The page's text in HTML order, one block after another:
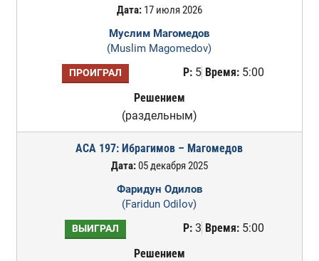
Дата:17 июля 2026
Муслим Магомедов
(Muslim Magomedov)
ПРОИГРАЛ Р:5 Время:5:00
Решением
(раздельным)
ACA 197: Ибрагимов – Магомедов
Дата:05 декабря 2025
Фаридун Одилов
(Faridun Odilov)
ВЫИГРАЛ Р:3 Время:5:00
Решением